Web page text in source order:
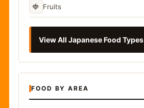
🍓 Fruits
View All Japanese Food Types
FOOD BY AREA